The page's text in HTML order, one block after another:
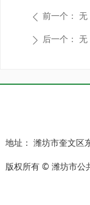
ꄴ 前一个： 无
ꄲ 后一个： 无
地址： 潍坊市奎文区
版权所有 © 潍坊市